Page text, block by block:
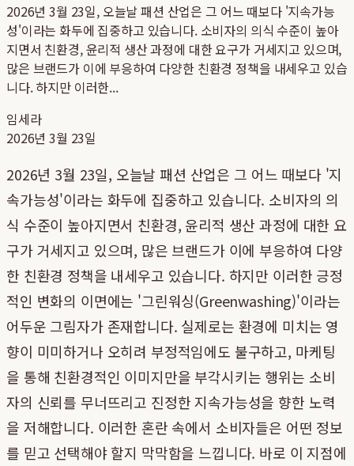
2026년 3월 23일, 오늘날 패션 산업은 그 어느 때보다 '지속가능
성'이라는 화두에 집중하고 있습니다. 소비자의 의식 수준이 높아
지면서 친환경, 윤리적 생산 과정에 대한 요구가 거세지고 있으며,
많은 브랜드가 이에 부응하여 다양한 친환경 정책을 내세우고 있습
니다. 하지만 이러한...
임세라
2026년 3월 23일
2026년 3월 23일, 오늘날 패션 산업은 그 어느 때보다 '지
속가능성'이라는 화두에 집중하고 있습니다. 소비자의 의
식 수준이 높아지면서 친환경, 윤리적 생산 과정에 대한 요
구가 거세지고 있으며, 많은 브랜드가 이에 부응하여 다양
한 친환경 정책을 내세우고 있습니다. 하지만 이러한 긍정
적인 변화의 이면에는 '그린워싱(Greenwashing)'이라는
어두운 그림자가 존재합니다. 실제로는 환경에 미치는 영
향이 미미하거나 오히려 부정적임에도 불구하고, 마케팅
을 통해 친환경적인 이미지만을 부각시키는 행위는 소비
자의 신뢰를 무너뜨리고 진정한 지속가능성을 향한 노력
을 저해합니다. 이러한 혼란 속에서 소비자들은 어떤 정보
를 믿고 선택해야 할지 막막함을 느낍니다. 바로 이 지점에